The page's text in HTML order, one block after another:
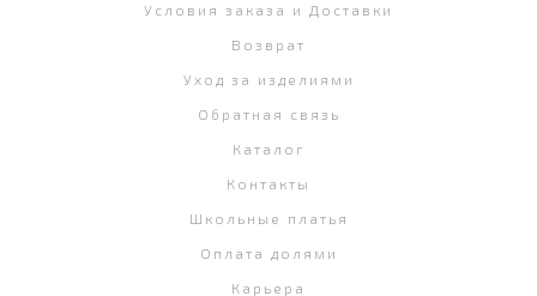
Условия заказа и Доставки
Возврат
Уход за изделиями
Обратная связь
Каталог
Контакты
Школьные платья
Оплата долями
Карьера